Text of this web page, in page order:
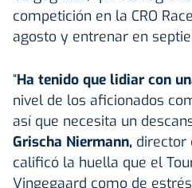
competición en la CRO
agosto y entrenar en
“Ha tenido que lidiar con
nivel de los aficionados
así que necesita un
Grischa Niermann, director
calificó la huella que el
Vingegaard como de